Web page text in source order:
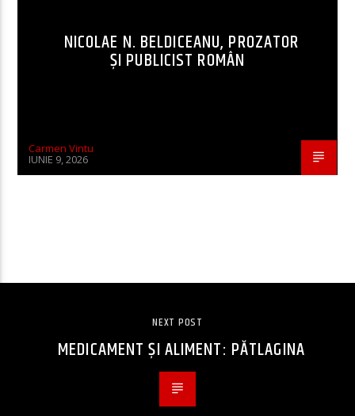
NICOLAE N. BELDICEANU, PROZATOR
ȘI PUBLICIST ROMÂN
Carmen Vintu
IUNIE 9, 2026
NEXT POST
MEDICAMENT ȘI ALIMENT: PĂTLAGINA